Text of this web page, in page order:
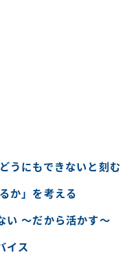
うにもできないと刻む
か」を考える
い 〜だから活かす〜
イス